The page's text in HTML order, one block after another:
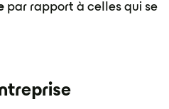
par rapport à celles qui se